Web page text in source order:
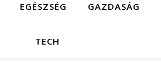
EGÉSZSÉG GAZDASÁG
TECH